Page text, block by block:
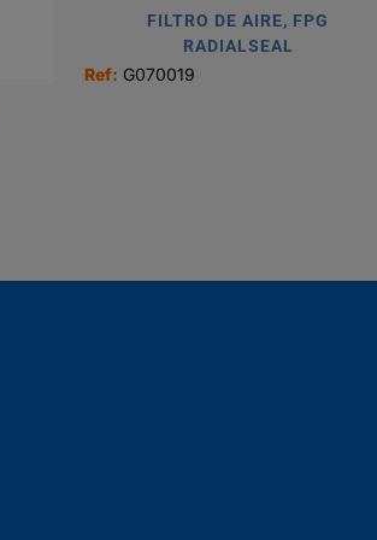
FILTRO DE AIRE, FPG
RADIALSEAL
Ref: G070019